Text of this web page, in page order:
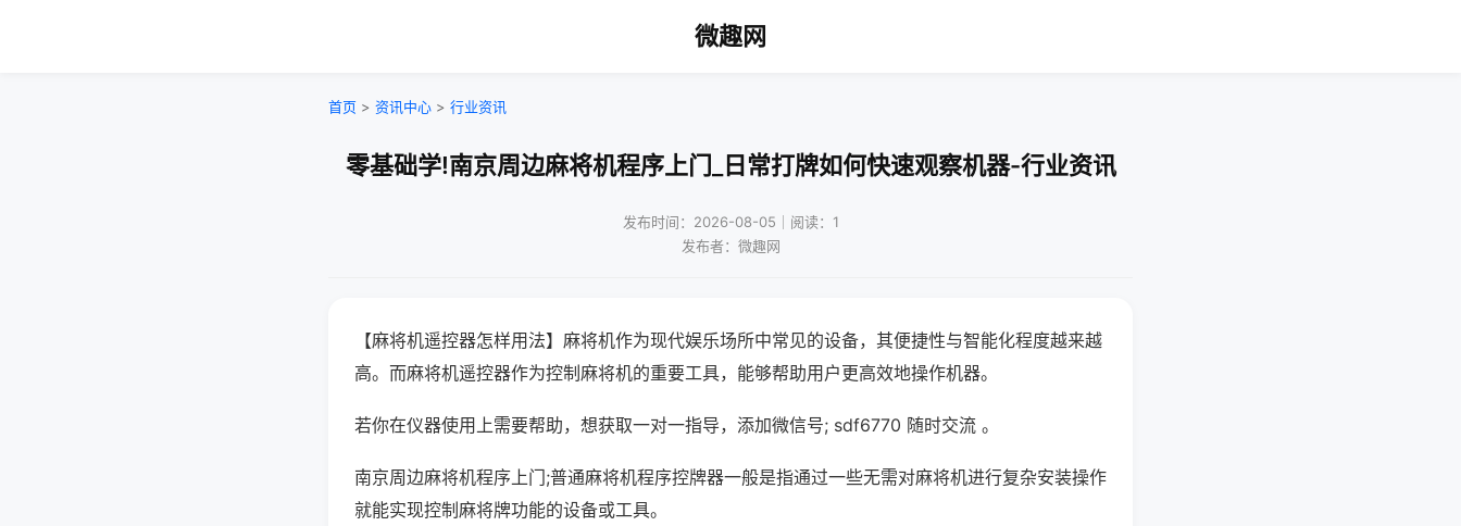
微趣网
首页 > 资讯中心 > 行业资讯
零基础学!南京周边麻将机程序上门_日常打牌如何快速观察机器-行业资讯
发布时间：2026-08-05｜阅读：1
发布者：微趣网
【麻将机遥控器怎样用法】麻将机作为现代娱乐场所中常见的设备，其便捷性与智能化程度越来越
高。而麻将机遥控器作为控制麻将机的重要工具，能够帮助用户更高效地操作机器。
若你在仪器使用上需要帮助，想获取一对一指导，添加微信号; sdf6770 随时交流 。
南京周边麻将机程序上门;普通麻将机程序控牌器一般是指通过一些无需对麻将机进行复杂安装操作
就能实现控制麻将牌功能的设备或工具。